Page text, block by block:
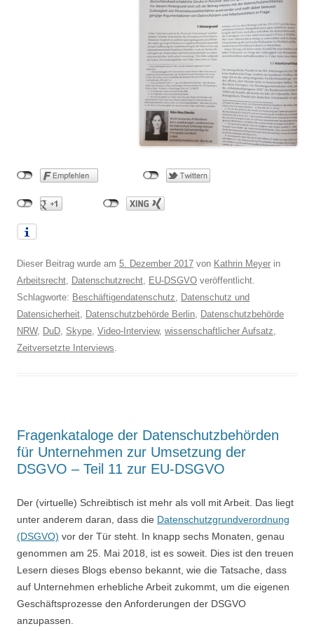
Dieser Beitrag wurde am 5. Dezember 2017 von Kathrin Meyer in
Arbeitsrecht, Datenschutzrecht, EU-DSGVO veröffentlicht.
Schlagworte: Beschäftigendatenschutz, Datenschutz und
Datensicherheit, Datenschutzbehörde Berlin, Datenschutzbehörde
NRW, DuD, Skype, Video-Interview, wissenschaftlicher Aufsatz,
Zeitversetzte Interviews.
Fragenkataloge der Datenschutzbehörden
für Unternehmen zur Umsetzung der
DSGVO – Teil 11 zur EU-DSGVO
Der (virtuelle) Schreibtisch ist mehr als voll mit Arbeit. Das liegt
unter anderem daran, dass die Datenschutzgrundverordnung
(DSGVO) vor der Tür steht. In knapp sechs Monaten, genau
genommen am 25. Mai 2018, ist es soweit. Dies ist den treuen
Lesern dieses Blogs ebenso bekannt, wie die Tatsache, dass
auf Unternehmen erhebliche Arbeit zukommt, um die eigenen
Geschäftsprozesse den Anforderungen der DSGVO
anzupassen.